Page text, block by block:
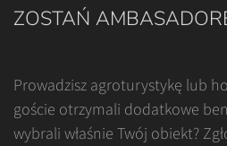
ZOSTAŃ
Prowadzisz agroturystykę lub
goście otrzymali dodatkowe
wybrali właśnie Twój obiekt?